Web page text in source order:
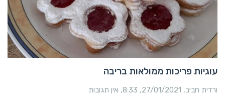
עוגיות פריכות ממולאות בריבה
ורדית חביב 27/01/2021
8:33 אין תגובות